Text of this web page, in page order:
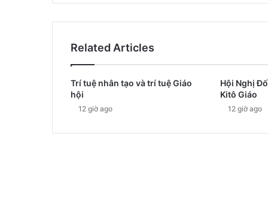
Related Articles
Trí tuệ nhân tạo và trí tuệ Giáo
hội
12 giờ ago
Hội Nghị
Kitô Giáo
12 giờ ago